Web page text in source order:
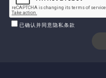
已确认并同意隐私条款